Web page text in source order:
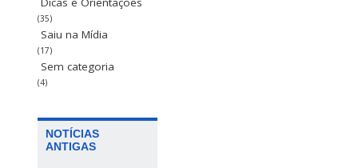
(35)
Saiu na Mídia
(17)
Sem categoria
(4)
NOTÍCIAS
ANTIGAS